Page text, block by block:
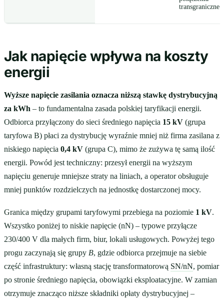
transgraniczne
Jak napięcie wpływa na koszty
energii
Wyższe napięcie zasilania oznacza niższą stawkę dystrybucyjną
za kWh – to fundamentalna zasada polskiej taryfikacji energii.
Odbiorca przyłączony do sieci średniego napięcia 15 kV (grupa
taryfowa B) płaci za dystrybucję wyraźnie mniej niż firma zasilana z
niskiego napięcia 0,4 kV (grupa C), mimo że zużywa tę samą ilość
energii. Powód jest techniczny: przesył energii na wyższym
napięciu generuje mniejsze straty na liniach, a operator obsługuje
mniej punktów rozdzielczych na jednostkę dostarczonej mocy.
Granica między grupami taryfowymi przebiega na poziomie 1 kV.
Wszystko poniżej to niskie napięcie (nN) – typowe przyłącze
230/400 V dla małych firm, biur, lokali usługowych. Powyżej tego
progu zaczynają się grupy B, gdzie odbiorca przejmuje na siebie
część infrastruktury: własną stację transformatorową SN/nN, pomiar
po stronie średniego napięcia, obowiązki eksploatacyjne. W zamian
otrzymuje znacząco niższe składniki opłaty dystrybucyjnej –